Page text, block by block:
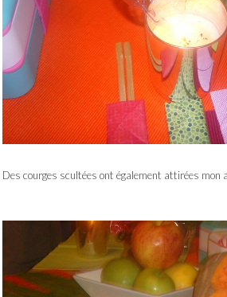
Des courges scultées ont également attirées mon